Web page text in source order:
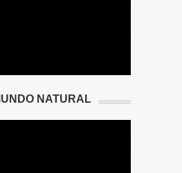
NATURAL